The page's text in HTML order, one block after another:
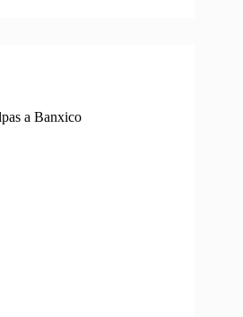
a Banxico